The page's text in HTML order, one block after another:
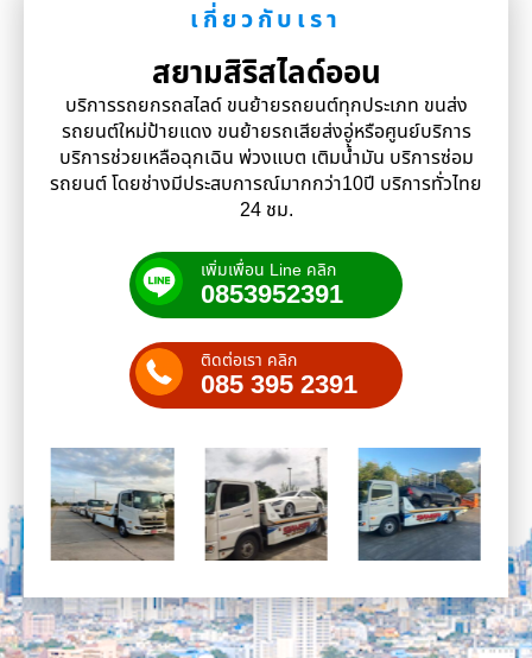
เกี่ยวกับเรา
สยามสิริสไลด์ออน
บริการรถยกรถสไลด์ ขนย้ายรถยนต์ทุกประเภท ขนส่ง
รถยนต์ใหม่ป้ายแดง ขนย้ายรถเสียส่งอู่หรือศูนย์บริการ
บริการช่วยเหลือฉุกเฉิน พ่วงแบต เติมน้ำมัน บริการซ่อม
รถยนต์ โดยช่างมีประสบการณ์มากกว่า10ปี บริการทั่วไทย
24 ชม.
เพิ่มเพื่อน Line คลิก
0853952391
ติดต่อเรา คลิก
085 395 2391